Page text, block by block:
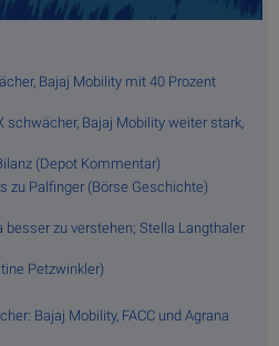
Bajaj Mobility mit 40 Prozent
schwächer, Bajaj Mobility weiter stark,
(Depot Kommentar)
zu Palfinger (Börse Geschichte)
besser zu verstehen; Stella Langthaler
Petzwinkler)
Bajaj Mobility, FACC und Agrana